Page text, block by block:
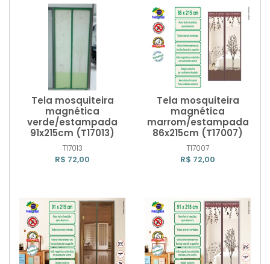
Tela mosquiteira
magnética
verde/estampada
91x215cm (T17013)
T17013
R$ 72,00
Comprar
Tela mosquiteira
magnética
marrom/estampada
86x215cm (T17007)
T17007
R$ 72,00
Comprar